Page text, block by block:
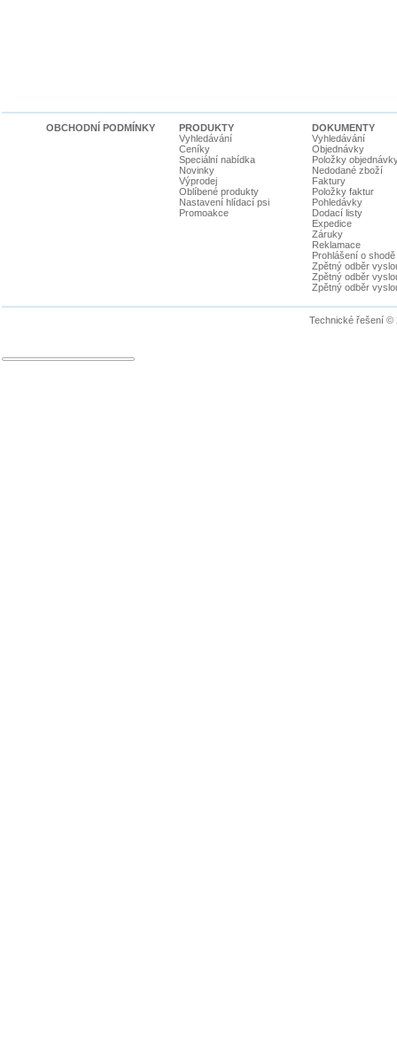
OBCHODNÍ PODMÍNKY
PRODUKTY
Vyhledávání
Ceníky
Speciální nabídka
Novinky
Výprodej
Oblíbené produkty
Nastavení hlídací psi
Promoakce
DOKUMENTY
Vyhledávání
Objednávky
Položky
Nedodané zboží
Faktury
Položky faktur
Pohledávky
Dodací listy
Expedice
Záruky
Reklamace
Prohlášení o shodě
Zpětný odběr
Zpětný odběr
Zpětný odběr
Technické řešení ©